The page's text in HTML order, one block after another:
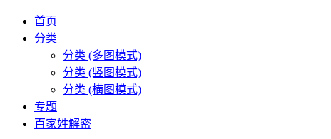
首页
分类
分类 (多图模式)
分类 (竖图模式)
分类 (横图模式)
专题
百家姓解密